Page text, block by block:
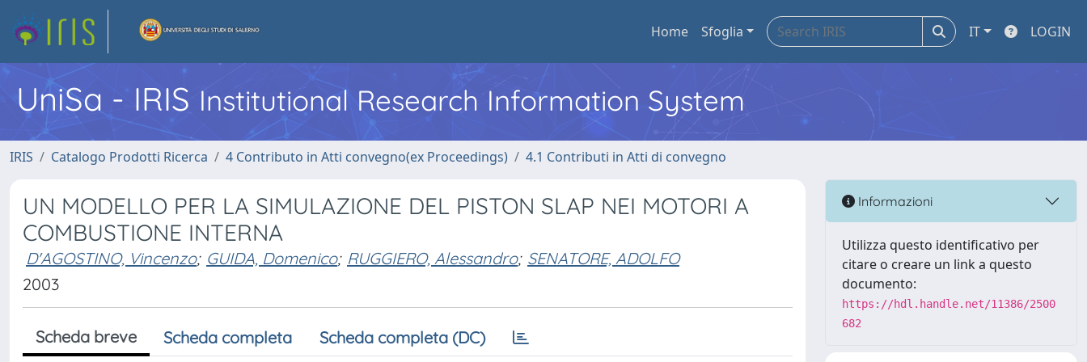
Home Sfoglia IT LOGIN
UniSa - IRIS Institutional Research Information System
IRIS Catalogo Prodotti Ricerca 4 Contributo in Atti convegno(ex Proceedings) 4.1 Contributi in Atti di convegno
UN MODELLO PER LA SIMULAZIONE DEL PISTON SLAP NEI MOTORI A
COMBUSTIONE INTERNA
D'AGOSTINO, Vincenzo; GUIDA, Domenico; RUGGIERO, Alessandro; SENATORE, ADOLFO
2003
Scheda breve Scheda completa Scheda completa (DC)
Informazioni
Utilizza questo identificativo per
citare o creare un link a questo
documento:
https://hdl.handle.net/11386/2500
682